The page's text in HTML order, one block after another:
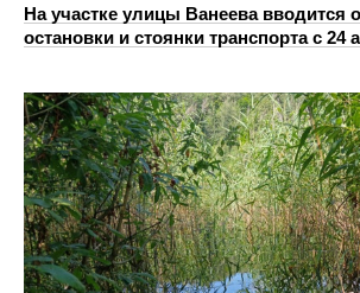
На участке улицы Ванеева вводится
остановки и стоянки транспорта с 24